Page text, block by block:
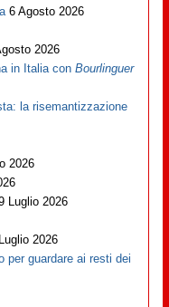
6 Agosto 2026
2026
in Italia conBourlinguer
la risemantizzazione
2026
Luglio 2026
2026
per guardare ai resti dei